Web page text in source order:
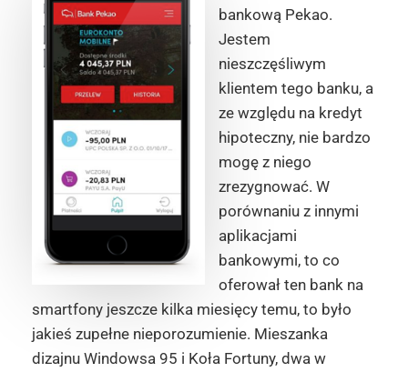
bankową Pekao.
Jestem
nieszczęśliwym
klientem tego banku, a
ze względu na kredyt
hipoteczny, nie bardzo
mogę z niego
zrezygnować. W
porównaniu z innymi
aplikacjami
bankowymi, to co
oferował ten bank na
smartfony jeszcze kilka miesięcy temu, to było
jakieś zupełne nieporozumienie. Mieszanka
dizajnu Windowsa 95 i Koła Fortuny, dwa w